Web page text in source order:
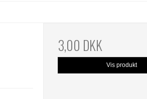
3,00 DKK
Vis produkt